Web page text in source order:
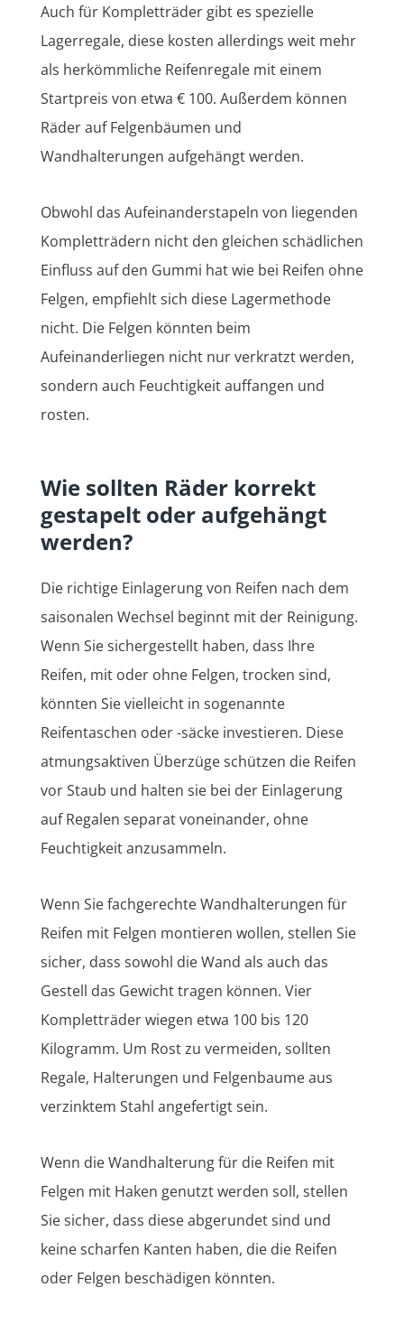
Auch für Kompletträder gibt es spezielle
Lagerregale, diese kosten allerdings weit mehr
als herkömmliche Reifenregale mit einem
Startpreis von etwa € 100. Außerdem können
Räder auf Felgenbäumen und
Wandhalterungen aufgehängt werden.
Obwohl das Aufeinanderstapeln von liegenden
Kompletträdern nicht den gleichen schädlichen
Einfluss auf den Gummi hat wie bei Reifen ohne
Felgen, empfiehlt sich diese Lagermethode
nicht. Die Felgen könnten beim
Aufeinanderliegen nicht nur verkratzt werden,
sondern auch Feuchtigkeit auffangen und
rosten.
Wie sollten Räder korrekt
gestapelt oder aufgehängt
werden?
Die richtige Einlagerung von Reifen nach dem
saisonalen Wechsel beginnt mit der Reinigung.
Wenn Sie sichergestellt haben, dass Ihre
Reifen, mit oder ohne Felgen, trocken sind,
könnten Sie vielleicht in sogenannte
Reifentaschen oder -säcke investieren. Diese
atmungsaktiven Überzüge schützen die Reifen
vor Staub und halten sie bei der Einlagerung
auf Regalen separat voneinander, ohne
Feuchtigkeit anzusammeln.
Wenn Sie fachgerechte Wandhalterungen für
Reifen mit Felgen montieren wollen, stellen Sie
sicher, dass sowohl die Wand als auch das
Gestell das Gewicht tragen können. Vier
Kompletträder wiegen etwa 100 bis 120
Kilogramm. Um Rost zu vermeiden, sollten
Regale, Halterungen und Felgenbaume aus
verzinktem Stahl angefertigt sein.
Wenn die Wandhalterung für die Reifen mit
Felgen mit Haken genutzt werden soll, stellen
Sie sicher, dass diese abgerundet sind und
keine scharfen Kanten haben, die die Reifen
oder Felgen beschädigen könnten.